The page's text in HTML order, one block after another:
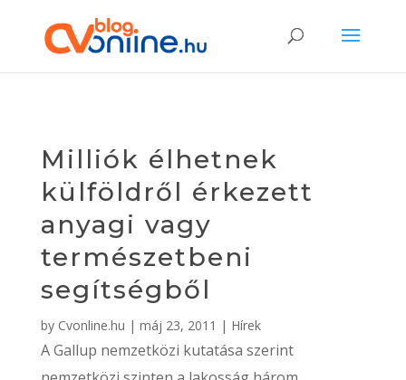
Milliók élhetnek
külföldről érkezett
anyagi vagy
természetbeni
segítségből
by Cvonline.hu | máj 23, 2011 | Hírek
A Gallup nemzetközi kutatása szerint